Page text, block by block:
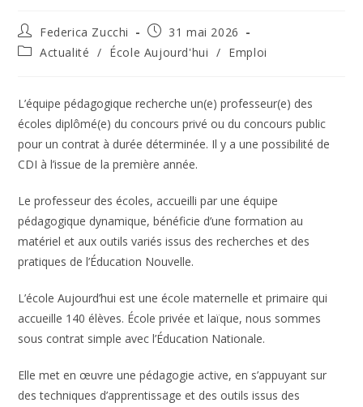
Auteur/autrice
de
la
Federica Zucchi
Publication
publiée :
31 mai 2026
PostActualité / École Aujourd'hui / Emploi
L’équipe pédagogique recherche un(e) professeur(e) des
écoles diplômé(e) du concours privé ou du concours public
pour un contrat à durée déterminée. Il y a une possibilité de
CDI à l’issue de la première année.
Le professeur des écoles, accueilli par une équipe
pédagogique dynamique, bénéficie d’une formation au
matériel et aux outils variés issus des recherches et des
pratiques de l’Éducation Nouvelle.
L’école Aujourd’hui est une école maternelle et primaire qui
accueille 140 élèves. École privée et laïque, nous sommes
sous contrat simple avec l’Éducation Nationale.
Elle met en œuvre une pédagogie active, en s’appuyant sur
des techniques d’apprentissage et des outils issus des